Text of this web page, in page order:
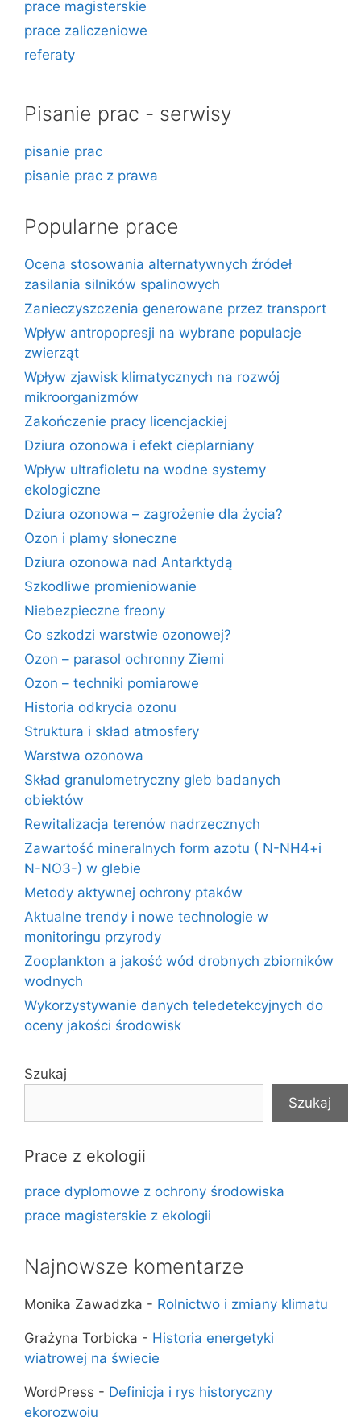
prace magisterskie
prace zaliczeniowe
referaty
Pisanie prac - serwisy
pisanie prac
pisanie prac z prawa
Popularne prace
Ocena stosowania alternatywnych źródeł
zasilania silników spalinowych
Zanieczyszczenia generowane przez transport
Wpływ antropopresji na wybrane populacje
zwierząt
Wpływ zjawisk klimatycznych na rozwój
mikroorganizmów
Zakończenie pracy licencjackiej
Dziura ozonowa i efekt cieplarniany
Wpływ ultrafioletu na wodne systemy
ekologiczne
Dziura ozonowa – zagrożenie dla życia?
Ozon i plamy słoneczne
Dziura ozonowa nad Antarktydą
Szkodliwe promieniowanie
Niebezpieczne freony
Co szkodzi warstwie ozonowej?
Ozon – parasol ochronny Ziemi
Ozon – techniki pomiarowe
Historia odkrycia ozonu
Struktura i skład atmosfery
Warstwa ozonowa
Skład granulometryczny gleb badanych
obiektów
Rewitalizacja terenów nadrzecznych
Zawartość mineralnych form azotu ( N-NH4+i
N-NO3-) w glebie
Metody aktywnej ochrony ptaków
Aktualne trendy i nowe technologie w
monitoringu przyrody
Zooplankton a jakość wód drobnych zbiorników
wodnych
Wykorzystywanie danych teledetekcyjnych do
oceny jakości środowisk
Szukaj
Szukaj
Prace z ekologii
prace dyplomowe z ochrony środowiska
prace magisterskie z ekologii
Najnowsze komentarze
Monika Zawadzka - Rolnictwo i zmiany klimatu
Grażyna Torbicka - Historia energetyki
wiatrowej na świecie
WordPress - Definicja i rys historyczny
ekorozwoju